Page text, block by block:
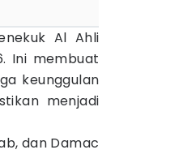
Al Ahli
Ini membuat
keunggulan
menjadi
dan Damac